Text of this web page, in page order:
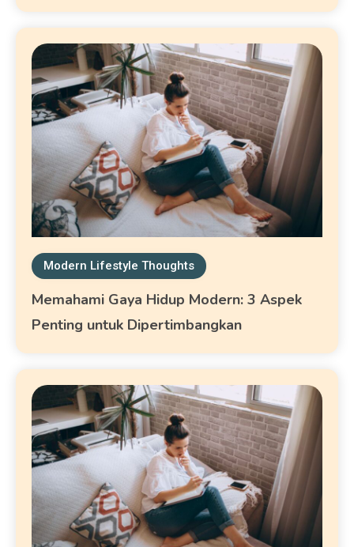
Modern Lifestyle Thoughts
Memahami Gaya Hidup Modern: 3 Aspek
Penting untuk Dipertimbangkan